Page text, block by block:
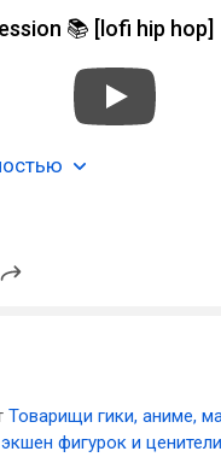
📚 [lofi hip hop]
Товарищи гики, аниме,
фигурок и